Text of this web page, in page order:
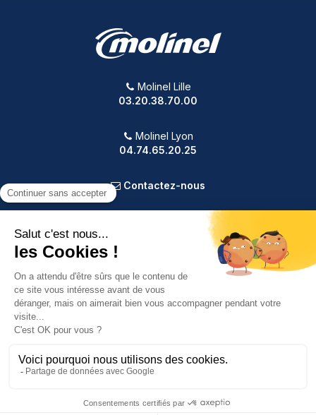
Molinel Lille
03.20.38.70.00
Molinel Lyon
04.74.65.20.25
Contactez-nous
PRODUITS
VOTRE COMPTE
INFORMATIONS